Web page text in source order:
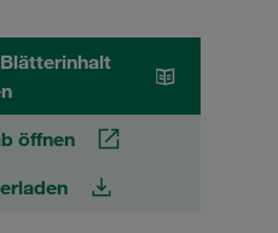
öffnen